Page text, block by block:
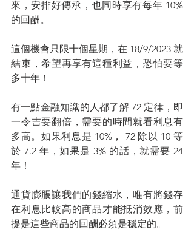
來，安排好傳承，也同時享有每年 10%
的回酬。
這個機會只限十個星期，在 18/9/2023 就
結束，希望再享有這種利益，恐怕要等
多十年！
有一點金融知識的人都了解 72 定律，即
一令吉要翻倍，需要的時間就看利息有
多高。如果利息是 10%， 72 除以 10 等
於 7.2 年，如果是 3% 的話，就需要 24
年！
通貨膨脹讓我們的錢縮水，唯有將錢存
在利息比較高的商品才能抵消效應，前
提是這些商品的回酬必須是穩定的。